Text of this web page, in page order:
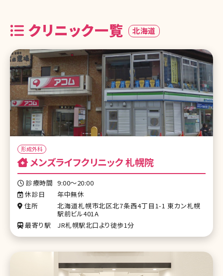
クリニック一覧 北海道
形成外科
メンズライフクリニック 札幌院
診療時間 9:00〜20:00
休診日
年中無休
住所
北海道札幌市北区北7条西4丁目1-1 東カン札幌
駅前ビル401A
最寄り駅
JR札幌駅北口より徒歩1分